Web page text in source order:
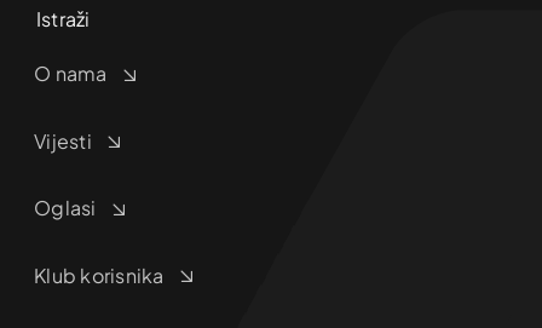
Istraži
O nama
Vijesti
Oglasi
Klub korisnika